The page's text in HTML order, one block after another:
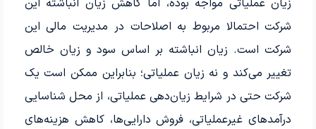
زیان عملیاتی مواجه بوده، اما کاهش زیان انباشته این
شرکت احتمالا مربوط به اصلاحات در مدیریت مالی این
شرکت است. زیان انباشته بر اساس سود و زیان خالص
تغییر می‌کند و نه زیان عملیاتی؛ بنابراین ممکن است یک
شرکت حتی در شرایط زیان‌دهی عملیاتی، از محل شناسایی
درآمدهای غیرعملیاتی، فروش دارایی‌ها، کاهش هزینه‌های